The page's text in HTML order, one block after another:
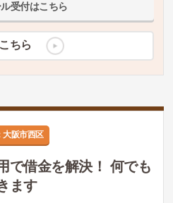
受付はこちら
ちら
大阪市西区
で借金を解決！ 何でも
ます